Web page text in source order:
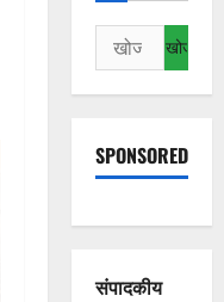
निम्न
को
खोजें:
SPONSORED
संपादकीय